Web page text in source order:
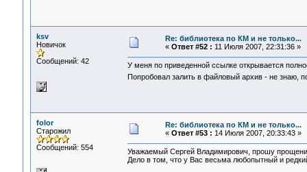
ksv
Новичок
Сообщений: 42
Re: библиотека по КМ и не только...
« Ответ #52 : 11 Июля 2007, 22:31:36 »
У меня по приведенной ссылке открывается
Попробовал залить в файловый архив - не знаю,
folor
Старожил
Сообщений: 554
Re: библиотека по КМ и не только...
« Ответ #53 : 14 Июля 2007, 20:33:43 »
Уважаемый Сергей Владимирович, прошу
Дело в том, что у Вас весьма любопытный и